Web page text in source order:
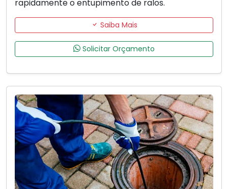
rapidamente o entupimento de ralos.
Saiba Mais
Solicitar Orçamento